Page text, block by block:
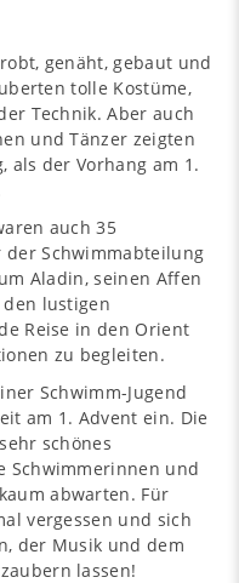
genäht, gebaut und
tolle Kostüme,
Technik. Aber auch
und Tänzer zeigten
als der Vorhang am 1.
auch 35
Schwimmabteilung
Aladin, seinen Affen
lustigen
Reise in den Orient
zu begleiten.
Schwimm-Jugend
am 1. Advent ein. Die
schönes
Schwimmerinnen und
abwarten. Für
vergessen und sich
der Musik und dem
lassen!